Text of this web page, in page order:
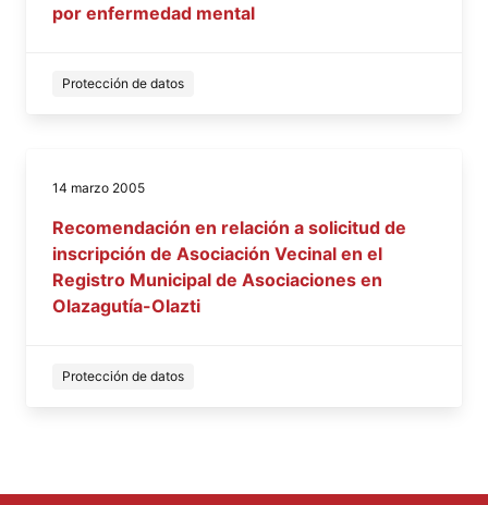
por enfermedad mental
Protección de datos
14 marzo 2005
Recomendación en relación a solicitud de
inscripción de Asociación Vecinal en el
Registro Municipal de Asociaciones en
Olazagutía-Olazti
Protección de datos